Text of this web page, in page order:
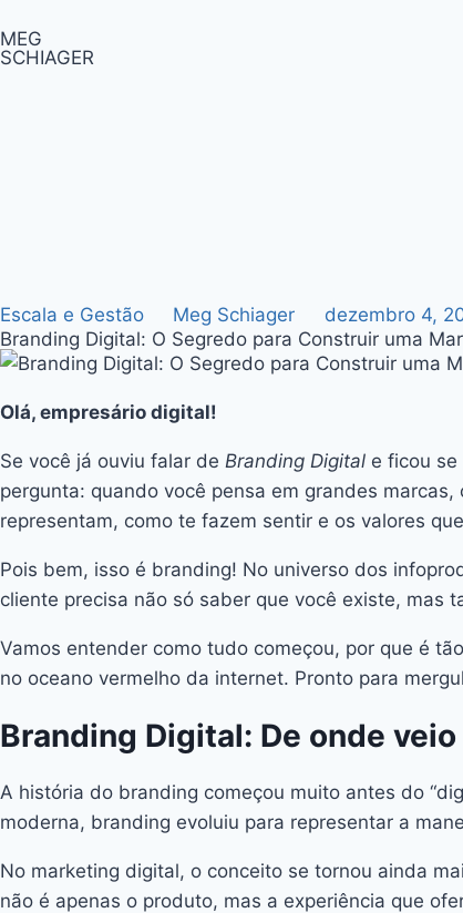
MEG
SCHIAGER
Escala e Gestão Meg Schiager
dezembro 4,
Branding Digital: O Segredo para Construir uma
Olá, empresário digital!
Se você já ouviu falar de Branding Digital e ficou
pergunta: quando você pensa em grandes
representam, como te fazem sentir e os valores
Pois bem, isso é branding! No universo dos
cliente precisa não só saber que você existe, mas
Vamos entender como tudo começou, por que é
no oceano vermelho da internet. Pronto para
Branding Digital: De onde
A história do branding começou muito antes do
moderna, branding evoluiu para representar a
No marketing digital, o conceito se tornou ainda
não é apenas o produto, mas a experiência que